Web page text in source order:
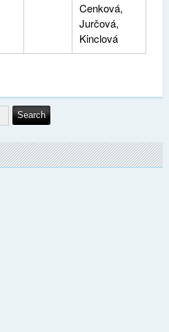
Cenková,
Jurčová,
Kinclová